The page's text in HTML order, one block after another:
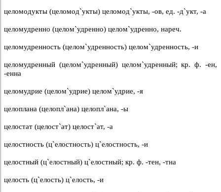
целомодукты (целомод`укты) целомод`укты, -ов, ед. -д`укт, -а
целомудренно (целом`удренно) целом`удренно, нареч.
целомудренность (целом`удренность) целом`удренность, -и
целомудренный (целом`удренный) целом`удренный; кр. ф. -ен,
-енна
целомудрие (целом`удрие) целом`удрие, -я
целоплана (целопл`ана) целопл`ана, -ы
целостат (целост`ат) целост`ат, -а
целостность (ц`елостность) ц`елостность, -и
целостный (ц`елостный) ц`елостный; кр. ф. -тен, -тна
целость (ц`елость) ц`елость, -и